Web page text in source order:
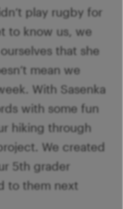
play rugby for
to know us, we
that she
mean we
With Sasenka
with some fun
hiking through
We created
5th grader
to them next